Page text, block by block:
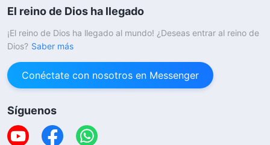
El reino de Dios ha llegado
¡El reino de Dios ha llegado al mundo! ¿Deseas entrar al reino de
Dios? Saber más
Conéctate con nosotros en Messenger
Síguenos